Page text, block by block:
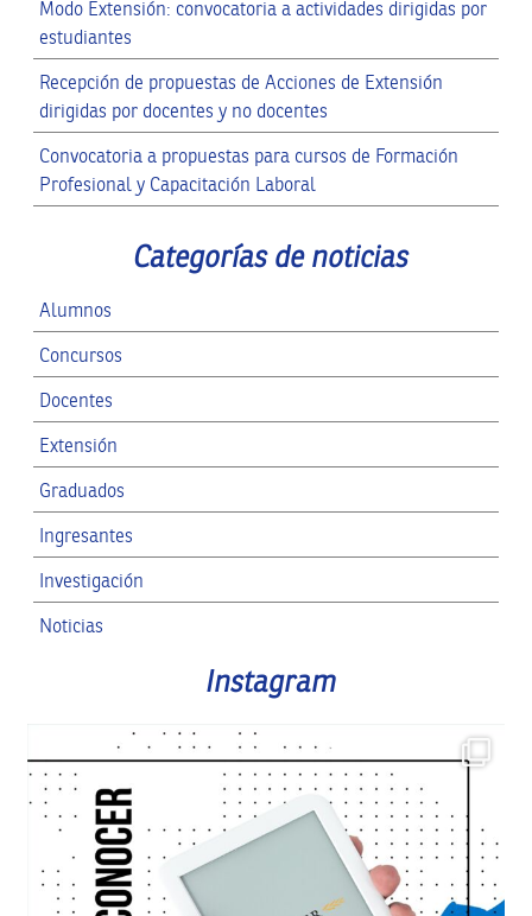
Modo Extensión: convocatoria a actividades dirigidas por
estudiantes
Recepción de propuestas de Acciones de Extensión
dirigidas por docentes y no docentes
Convocatoria a propuestas para cursos de Formación
Profesional y Capacitación Laboral
Categorías de noticias
Alumnos
Concursos
Docentes
Extensión
Graduados
Ingresantes
Investigación
Noticias
Instagram